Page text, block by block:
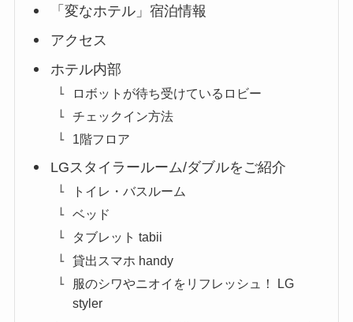
「変なホテル」宿泊情報
アクセス
ホテル内部
ロボットが待ち受けているロビー
チェックイン方法
1階フロア
LGスタイラールーム/ダブルをご紹介
トイレ・バスルーム
ベッド
タブレット tabii
貸出スマホ handy
服のシワやニオイをリフレッシュ！ LG
styler